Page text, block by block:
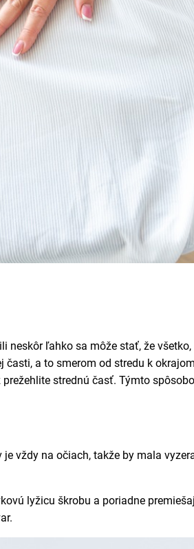
neskôr ľahko sa môže stať, že
a to smerom od stredu k
strednú časť. Týmto
vždy na očiach, takže by mala
lyžicu škrobu a poriadne